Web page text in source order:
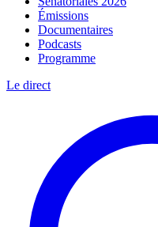
Émissions
Documentaires
Podcasts
Programme
Le direct